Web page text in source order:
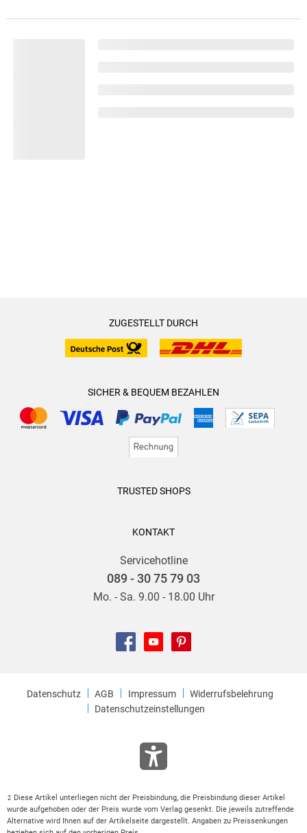
ZUGESTELLT DURCH
SICHER & BEQUEM BEZAHLEN
TRUSTED SHOPS
KONTAKT
Servicehotline
089 - 30 75 79 03
Mo. - Sa. 9.00 - 18.00 Uhr
Datenschutz AGB Impressum
Widerrufsbelehrung
Datenschutzeinstellungen
2
Diese Artikel unterliegen nicht der Preisbindung, die Preisbindung dieser Artikel
wurde aufgehoben oder der Preis wurde vom Verlag gesenkt. Die jeweils zutreffende
Alternative wird Ihnen auf der Artikelseite dargestellt. Angaben zu Preissenkungen